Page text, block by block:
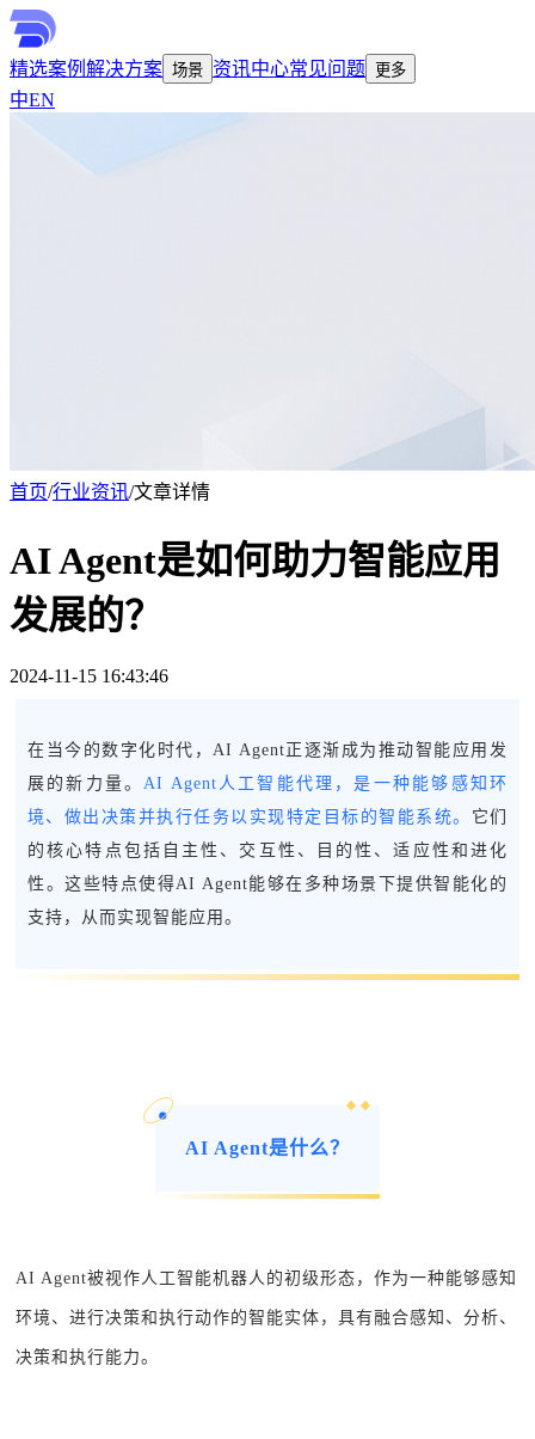
精选案例 解决方案 场景 资讯中心常见问题 更多
中EN
首页/行业资讯/文章详情
AI Agent是如何助力智能应用
发展的？
2024-11-15 16:43:46
在当今的数字化时代，AI Agent正逐渐成为推动智能应用发
展的新力量。 AI Agent人工智能代理，是一种能够感知环
境、做出决策并执行任务以实现特定目标的智能系统。 它们
的核心特点包括自主性、交互性、目的性、适应性和进化
性。这些特点使得AI Agent能够在多种场景下提供智能化的
支持，从而实现智能应用。
AI Agent是什么？
AI Agent被视作人工智能机器人的初级形态，作为一种能够感知
环境、进行决策和执行动作的智能实体，具有融合感知、分析、
决策和执行能力。